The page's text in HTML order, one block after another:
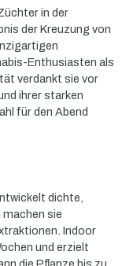
in der
der Kreuzung von
Enthusiasten als
verdankt sie vor
ihrer starken
für den Abend
dichte,
sie
Indoor
und erzielt
die Pflanze bis zu